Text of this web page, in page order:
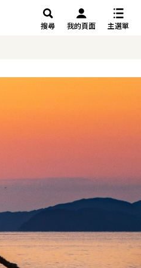
搜尋 我的頁面 主選單